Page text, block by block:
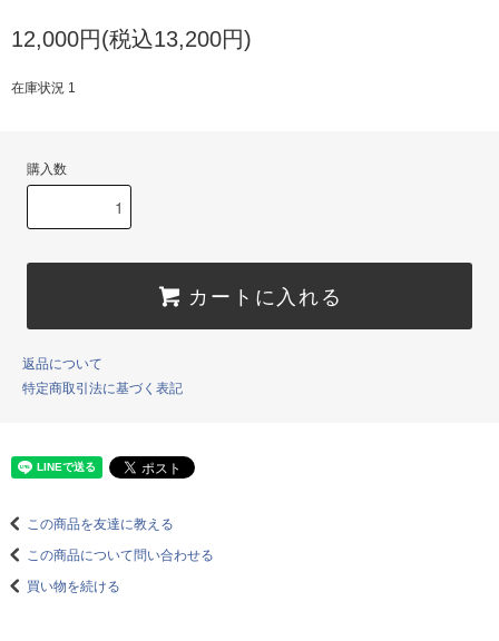
12,000円(税込13,200円)
在庫状況 1
購入数
カートに入れる
返品について
特定商取引法に基づく表記
この商品を友達に教える
この商品について問い合わせる
買い物を続ける